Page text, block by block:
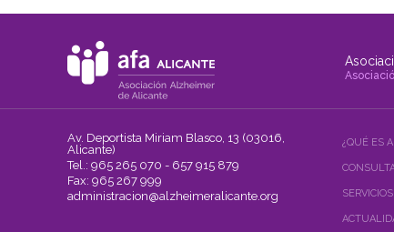
Av. Deportista Miriam Blasco, 13 (03016,
Alicante)
Tel.: 965 265 070 - 657 915 879
Fax: 965 267 999
administracion@alzheimeralicante.org
¿QUÉ ES
SERVICIOS